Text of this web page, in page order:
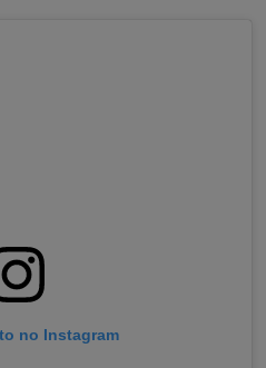
no Instagram